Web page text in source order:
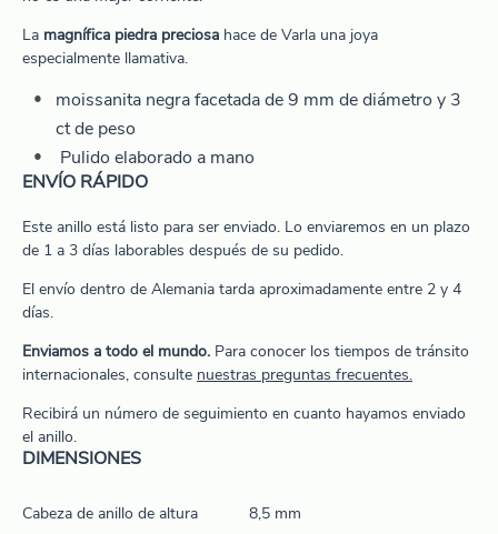
La magnífica piedra preciosa hace de Varla una joya
especialmente llamativa.
moissanita negra facetada de 9 mm de diámetro y 3
ct de peso
Pulido elaborado a mano
ENVÍO RÁPIDO
Este anillo está listo para ser enviado. Lo enviaremos en un plazo
de 1 a 3 días laborables después de su pedido.
El envío dentro de Alemania tarda aproximadamente entre 2 y 4
días.
Enviamos a todo el mundo. Para conocer los tiempos de tránsito
internacionales, consulte nuestras preguntas frecuentes.
Recibirá un número de seguimiento en cuanto hayamos enviado
el anillo.
DIMENSIONES
Cabeza de anillo de altura 8,5 mm